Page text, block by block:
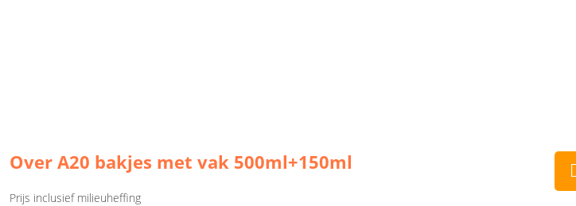
Over A20 bakjes met vak 500ml+150ml
Prijs inclusief milieuheffing